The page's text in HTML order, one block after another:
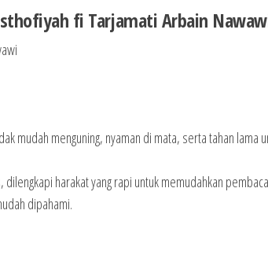
fi Tarjamati Arbain
mudah menguning, nyaman di mata, serta tahan lama
dilengkapi harakat yang rapi untuk memudahkan
dipahami.